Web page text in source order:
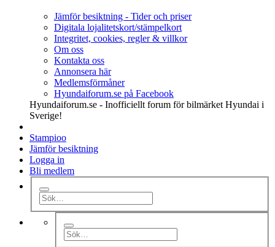
Jämför besiktning - Tider och priser
Digitala lojalitetskort/stämpelkort
Integritet, cookies, regler & villkor
Om oss
Kontakta oss
Annonsera här
Medlemsförmåner
Hyundaiforum.se på Facebook
Hyundaiforum.se - Inofficiellt forum för bilmärket Hyundai i
Sverige!
Stampioo
Jämför besiktning
Logga in
Bli medlem